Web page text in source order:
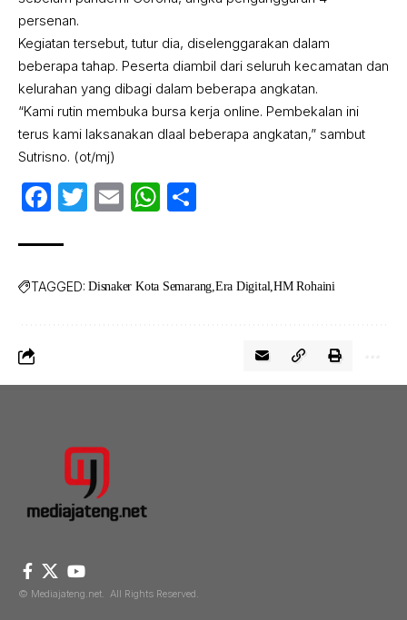
persenan.
Kegiatan tersebut, tutur dia, diselenggarakan dalam
beberapa tahap. Peserta diambil dari seluruh kecamatan dan
kelurahan yang dibagi dalam beberapa angkatan.
“Kami rutin membuka bursa kerja online. Pembekalan ini
terus kami laksanakan dlaal beberapa angkatan,” sambut
Sutrisno. (ot/mj)
Facebook
Twitter
EmailWhatsApp
TAGGED: Disnaker Kota Semarang Era Digital HM Rohaini
© Mediajateng.net. All Rights Reserved.